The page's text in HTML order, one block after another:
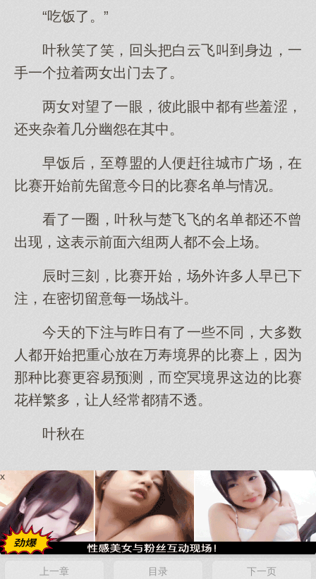
“吃饭了。”
叶秋笑了笑，回头把白云飞叫到身边，一
手一个拉着两女出门去了。
两女对望了一眼，彼此眼中都有些羞涩，
还夹杂着几分幽怨在其中。
早饭后，至尊盟的人便赶往城市广场，在
比赛开始前先留意今日的比赛名单与情况。
看了一圈，叶秋与楚飞飞的名单都还不曾
出现，这表示前面六组两人都不会上场。
辰时三刻，比赛开始，场外许多人早已下
注，在密切留意每一场战斗。
今天的下注与昨日有了一些不同，大多数
人都开始把重心放在万寿境界的比赛上，因为
那种比赛更容易预测，而空冥境界这边的比赛
花样繁多，让人经常都猜不透。
叶秋在
x
上一章 目录 下一页